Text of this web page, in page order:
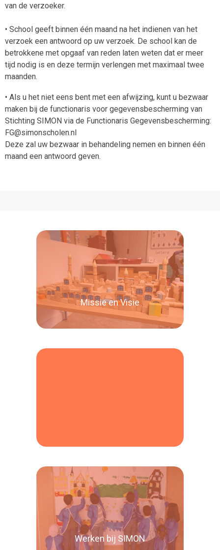
van de verzoeker.
• School geeft binnen één maand na het indienen van het
verzoek een antwoord op uw verzoek. De school kan de
betrokkene met opgaaf van reden laten weten dat er meer
tijd nodig is en deze termijn verlengen met maximaal twee
maanden.
• Als u het niet eens bent met een afwijzing, kunt u bezwaar
maken bij de functionaris voor gegevensbescherming van
Stichting SIMON via de Functionaris Gegevensbescherming:
FG@simonscholen.nl
Deze zal uw bezwaar in behandeling nemen en binnen één
maand een antwoord geven.
Missie en Visie
Lees verder
Werken bij SIMON